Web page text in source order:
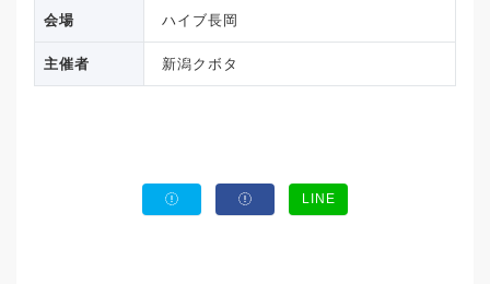
会場 ハイブ長岡
主催者 新潟クボタ
LINE